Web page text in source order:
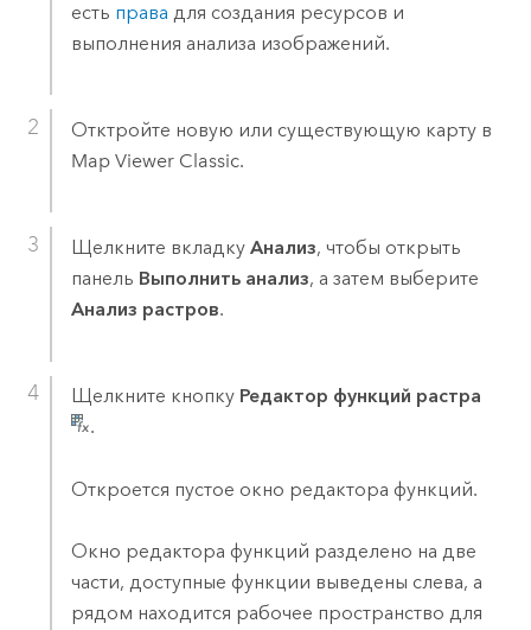
есть права для создания ресурсов и
выполнения анализа изображений.
Отктройте новую или существующую карту в
Map Viewer Classic.
Щелкните вкладку Анализ, чтобы открыть
панель Выполнить анализ, а затем выберите
Анализ растров.
Щелкните кнопку Редактор функций растра
.
Откроется пустое окно редактора функций.
Окно редактора функций разделено на две
части, доступные функции выведены слева, а
рядом находится рабочее пространство для